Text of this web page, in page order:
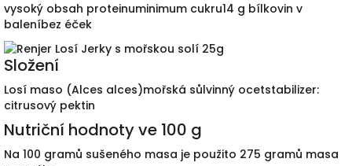
vysoký obsah proteinuminimum cukru14 g bílkovin v
baleníbez éček
Složení
Losí maso (Alces alces)mořská sůlvinný ocetstabilizer:
citrusový pektin
Nutriční hodnoty ve 100 g
Na 100 gramů sušeného masa je použito 275 gramů masa